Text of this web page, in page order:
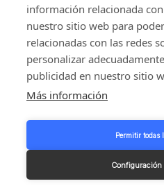
información relacionada
nuestro sitio web para
relacionadas con las redes
personalizar
publicidad en nuestro sitio
Más información
Permitir todas
Configuración
Inversores
1999 - 2026 © JBT Marel
Política de privacidad y
Customer Personal Data